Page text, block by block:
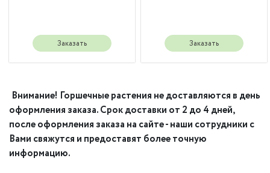
Заказать Заказать
Внимание! Горшечные растения не доставляются в день
оформления заказа. Срок доставки от 2 до 4 дней,
после оформления заказа на сайте - наши сотрудники с
Вами свяжутся и предоставят более точную
информацию.